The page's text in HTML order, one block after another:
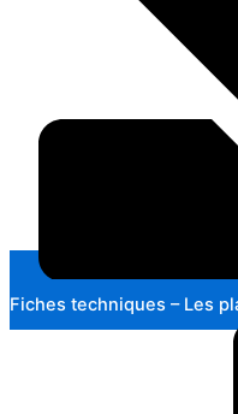
Fiches techniques – Les